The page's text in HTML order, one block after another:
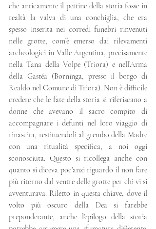
che anticamente il pettine della storia fosse in
realtà la valva di una conchiglia, che era
spesso inserita nei corredi funebri rinvenuti
nelle grotte, com’è emerso dai rilevamenti
archeologici in Valle Argentina, precisamente
nella Tana della Volpe (Triora) e nell’Arma
della Gastéa (Borninga, presso il borgo di
Realdo nel Comune di Triora). Non è difficile
credere che le fate della storia si riferiscano a
donne che avevano il sacro compito di
accompagnare i defunti nel loro viaggio di
rinascita, restituendoli al grembo della Madre
con una ritualità specifica, a noi oggi
sconosciuta. Questo si ricollega anche con
quanto si diceva poc’anzi riguardo il non fare
più ritorno dal ventre delle grotte per chi vi si
avventurava. Riletto in questa chiave, dove il
volto più oscuro della Dea si farebbe
preponderante, anche l’epilogo della storia